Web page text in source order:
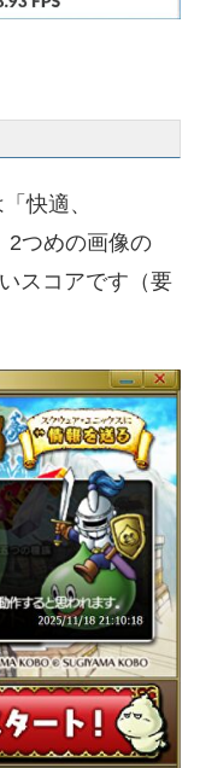
快適、
2つめの画像の
スコアです（要